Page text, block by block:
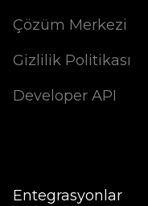
Çözüm Merkezi
Gizlilik Politikası
Developer API
Entegrasyonlar